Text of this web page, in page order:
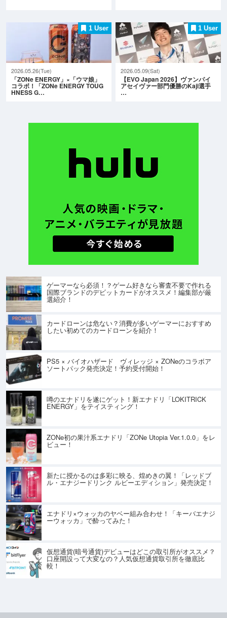
1 User
2026.05.26(Tue)
「ZONe ENERGY」×「ウマ娘」
コラボ！「ZONe ENERGY TOUG
HNESS G…
1 User
2026.05.09(Sat)
【EVO Japan 2026】ヴァンパイ
アセイヴァー部門優勝のKaji選手
…
ゲーマーなら必須！？ゲーム好きなら審査不要で作れる
国際ブランドのデビットカードがオススメ！編集部が厳
選紹介！
カードローンは危ない？消費が多いゲーマーにおすすめ
したい初めてのカードローンを紹介！
PS5 × バイオハザード ヴィレッジ × ZONeのコラボア
ソートパック発売決定！予約受付開始！
噂のエナドリを遂にゲット！新エナドリ「LOKITRICK
ENERGY」をテイスティング！
ZONe初の果汁系エナドリ「ZONe Utopia Ver.1.0.0」をレ
ビュー！
新たに授かるのは多彩に映る、煌めきの翼！「レッドブ
ル・エナジードリンク ルビーエディション」発売決定！
エナドリ×ウォッカのヤベー組み合わせ！「キーバエナジ
ーウォッカ」で酔ってみた！
仮想通貨(暗号通貨)デビューはどこの取引所がオススメ？
口座開設って大変なの？人気仮想通貨取引所を徹底比
較！